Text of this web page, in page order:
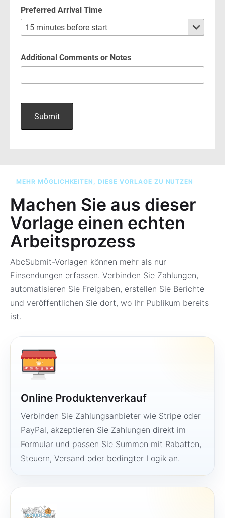
MEHR MÖGLICHKEITEN, DIESE VORLAGE ZU NUTZEN
Machen Sie aus dieser
Vorlage einen echten
Arbeitsprozess
AbcSubmit-Vorlagen können mehr als nur
Einsendungen erfassen. Verbinden Sie Zahlungen,
automatisieren Sie Freigaben, erstellen Sie Berichte
und veröffentlichen Sie dort, wo Ihr Publikum bereits
ist.
Online Produktenverkauf
Verbinden Sie Zahlungsanbieter wie Stripe oder
PayPal, akzeptieren Sie Zahlungen direkt im
Formular und passen Sie Summen mit Rabatten,
Steuern, Versand oder bedingter Logik an.